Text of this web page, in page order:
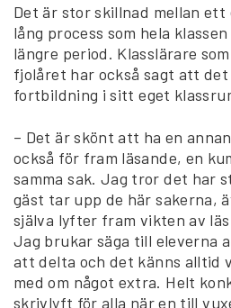
Det är stor skillnad mellan ett
lång process som hela
längre period. Klasslärare
fjolåret har också sagt att
fortbildning i sitt eget
– Det är skönt att ha en
också för fram läsande, en
samma sak. Jag tror det har
gäst tar upp de här sakerna,
själva lyfter fram vikten av
Jag brukar säga till eleverna
att delta och det känns alltid
med om något extra. Helt
skrivlyft för alla när en till